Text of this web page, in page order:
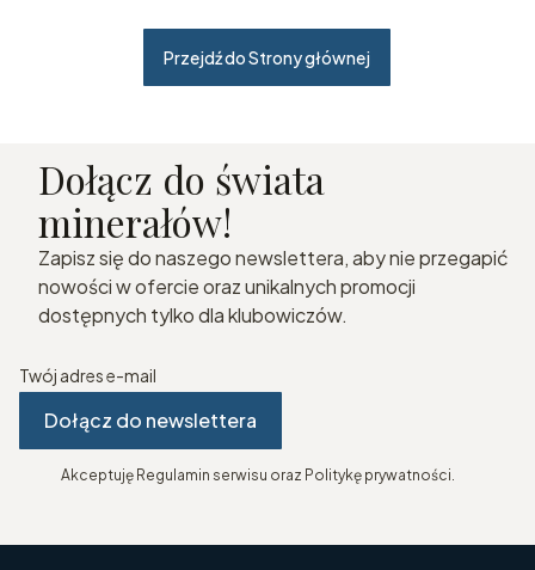
Przejdź do Strony głównej
Dołącz do świata
minerałów!
Zapisz się do naszego newslettera, aby nie przegapić
nowości w ofercie oraz unikalnych promocji
dostępnych tylko dla klubowiczów.
Twój adres e-mail
Dołącz do newslettera
Akceptuję Regulamin serwisu oraz Politykę prywatności.